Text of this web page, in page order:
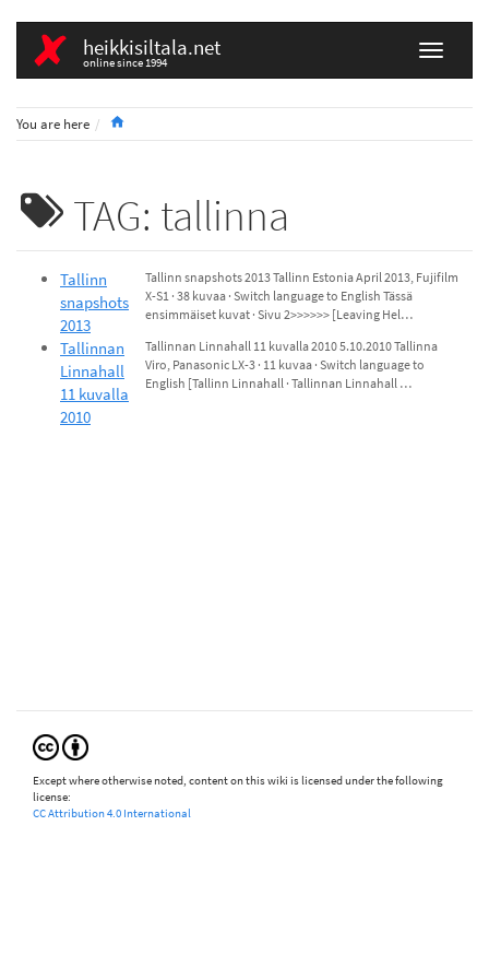
heikkisiltala.net
online since 1994
You are here
TAG: tallinna
Tallinn
snapshots
2013
Tallinn snapshots 2013 Tallinn Estonia April 2013, Fujifilm
X-S1 · 38 kuvaa · Switch language to English Tässä
ensimmäiset kuvat · Sivu 2>>>>>> [Leaving Hel…
Tallinnan
Linnahall
11 kuvalla
2010
Tallinnan Linnahall 11 kuvalla 2010 5.10.2010 Tallinna
Viro, Panasonic LX-3 · 11 kuvaa · Switch language to
English [Tallinn Linnahall · Tallinnan Linnahall …
Except where otherwise noted, content on this wiki is licensed under the following
license:
CC Attribution 4.0 International